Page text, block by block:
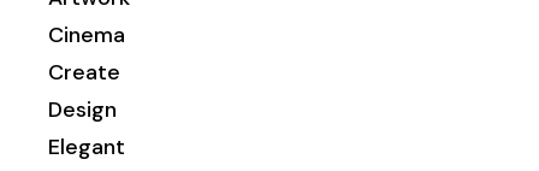
Cinema
Create
Design
Elegant